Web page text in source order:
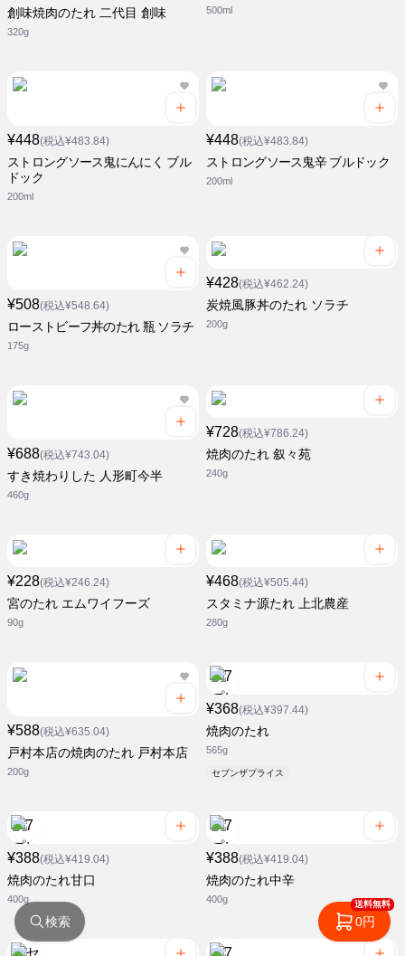
創味焼肉のたれ 二代目 創味
320g
500ml
¥448(税込¥483.84)
ストロングソース鬼にんにく ブル
ドック
200ml
¥448(税込¥483.84)
ストロングソース鬼辛 ブルドック
200ml
¥508(税込¥548.64)
ローストビーフ丼のたれ 瓶 ソラチ
175g
¥428(税込¥462.24)
炭焼風豚丼のたれ ソラチ
200g
¥688(税込¥743.04)
すき焼わりした 人形町今半
460g
¥728(税込¥786.24)
焼肉のたれ 叙々苑
240g
¥228(税込¥246.24)
宮のたれ エムワイフーズ
90g
¥468(税込¥505.44)
スタミナ源たれ 上北農産
280g
¥588(税込¥635.04)
戸村本店の焼肉のたれ 戸村本店
200g
¥368(税込¥397.44)
焼肉のたれ
565g
セブンザプライス
¥388(税込¥419.04)
焼肉のたれ甘口
400g
¥388(税込¥419.04)
焼肉のたれ中辛
400g
検索
送料無料
0円